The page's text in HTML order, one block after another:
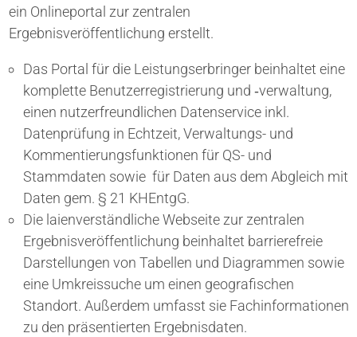
ein Onlineportal zur zentralen
Ergebnisveröffentlichung erstellt.
Das Portal für die Leistungserbringer beinhaltet eine
komplette Benutzerregistrierung und ​‑verwaltung,
einen nutzerfreundlichen Datenservice inkl.
Datenprüfung in Echtzeit, Verwaltungs- und
Kommentierungsfunktionen für QS- und
Stammdaten sowie für Daten aus dem Abgleich mit
Daten gem. § 21 KHEntgG.
Die laienverständliche Webseite zur zentralen
Ergebnisveröffentlichung beinhaltet barrierefreie
Darstellungen von Tabellen und Diagrammen sowie
eine Umkreissuche um einen geografischen
Standort. Außerdem umfasst sie Fachinformationen
zu den präsentierten Ergebnisdaten.